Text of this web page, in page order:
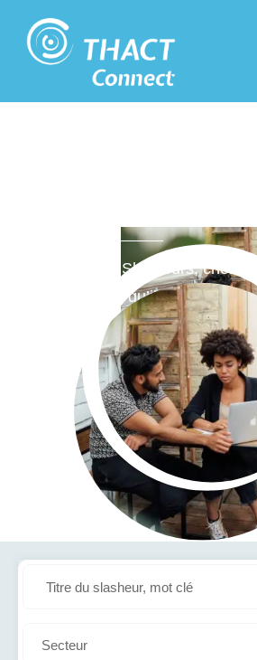
Découvrez nos Slasheurs,
trouvez le talent qu’il vous faut.
Secteur